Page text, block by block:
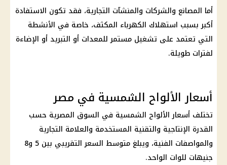
أما المصانع والشركات والمنشآت التجارية، فقد تكون الاستفادة
أكبر بسبب استهلاك الكهرباء المكثف، خاصة في الأنشطة
التي تعتمد على تشغيل مستمر للمعدات أو التبريد أو الإضاءة
لفترات طويلة.
أسعار الألواح الشمسية في مصر
تختلف أسعارالألواح الشمسية في السوق المصرية حسب
القدرة الإنتاجية والتقنية المستخدمة والعلامة التجارية
والمواصفات الفنية، ويبلغ متوسط السعر التقريبي بين 5 و8
جنيهات للوات الواحد.